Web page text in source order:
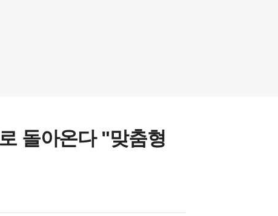
돌아온다 "맞춤형